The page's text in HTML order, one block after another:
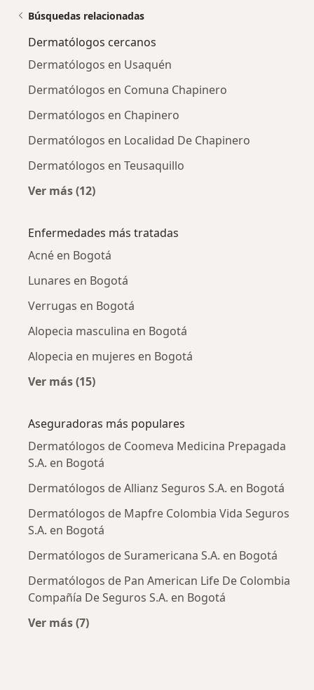
Búsquedas relacionadas
Dermatólogos cercanos
Dermatólogos en Usaquén
Dermatólogos en Comuna Chapinero
Dermatólogos en Chapinero
Dermatólogos en Localidad De Chapinero
Dermatólogos en Teusaquillo
Ver más (12)
Enfermedades más tratadas
Acné en Bogotá
Lunares en Bogotá
Verrugas en Bogotá
Alopecia masculina en Bogotá
Alopecia en mujeres en Bogotá
Ver más (15)
Aseguradoras más populares
Dermatólogos de Coomeva Medicina Prepagada
S.A. en Bogotá
Dermatólogos de Allianz Seguros S.A. en Bogotá
Dermatólogos de Mapfre Colombia Vida Seguros
S.A. en Bogotá
Dermatólogos de Suramericana S.A. en Bogotá
Dermatólogos de Pan American Life De Colombia
Compañía De Seguros S.A. en Bogotá
Ver más (7)